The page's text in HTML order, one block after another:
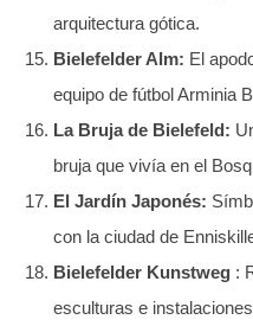
arquitectura gótica.
Bielefelder Alm: El
equipo de fútbol Arminia
La Bruja de Bielefeld:
bruja que vivía en el
El Jardín Japonés:
con la ciudad de
Bielefelder Kunstweg :
esculturas e